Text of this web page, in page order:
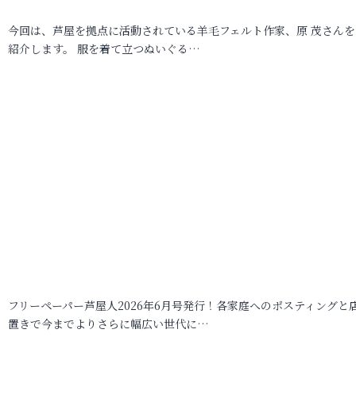
今回は、芦屋を拠点に活動されている羊毛フェルト作家、原 茂さん
紹介します。 服を着て立つぬいぐる…
フリーペーパー芦屋人2026年6月号発行！各家庭へのポスティングと
置きで今までよりさらに幅広い世代に…